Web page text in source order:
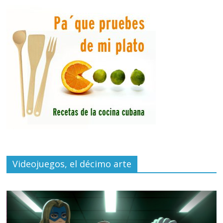
Videojuegos, el décimo arte